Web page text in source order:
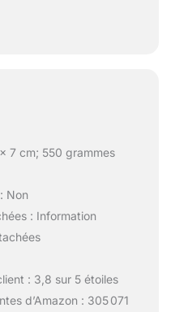
7 cm; 550 grammes
Non
: Information
: 3,8 sur 5 étoiles
d’Amazon : 305 071